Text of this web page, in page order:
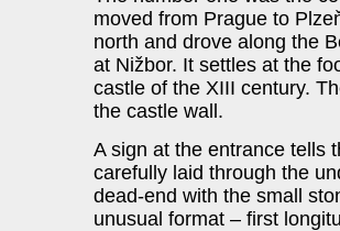
moved from Prague to
north and drove along the
at Nižbor. It settles at the
castle of the XIII century.
the castle wall.
A sign at the entrance tells
carefully laid through the
dead-end with the small
unusual format – first